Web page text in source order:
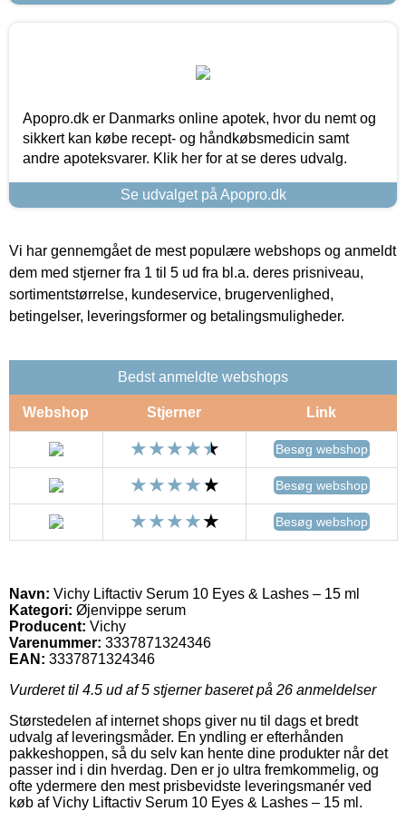
Apopro.dk er Danmarks online apotek, hvor du nemt og
sikkert kan købe recept- og håndkøbsmedicin samt
andre apoteksvarer. Klik her for at se deres udvalg.
Se udvalget på Apopro.dk
Vi har gennemgået de mest populære webshops og anmeldt
dem med stjerner fra 1 til 5 ud fra bl.a. deres prisniveau,
sortimentstørrelse, kundeservice, brugervenlighed,
betingelser, leveringsformer og betalingsmuligheder.
Bedst anmeldte webshops
Webshop Stjerner Link
Besøg webshop
Besøg webshop
Besøg webshop
Navn: Vichy Liftactiv Serum 10 Eyes & Lashes – 15 ml
Kategori: Øjenvippe serum
Producent: Vichy
Varenummer: 3337871324346
EAN: 3337871324346
Vurderet til 4.5 ud af 5 stjerner baseret på 26 anmeldelser
Størstedelen af internet shops giver nu til dags et bredt
udvalg af leveringsmåder. En yndling er efterhånden
pakkeshoppen, så du selv kan hente dine produkter når det
passer ind i din hverdag. Den er jo ultra fremkommelig, og
ofte ydermere den mest prisbevidste leveringsmanér ved
køb af Vichy Liftactiv Serum 10 Eyes & Lashes – 15 ml.